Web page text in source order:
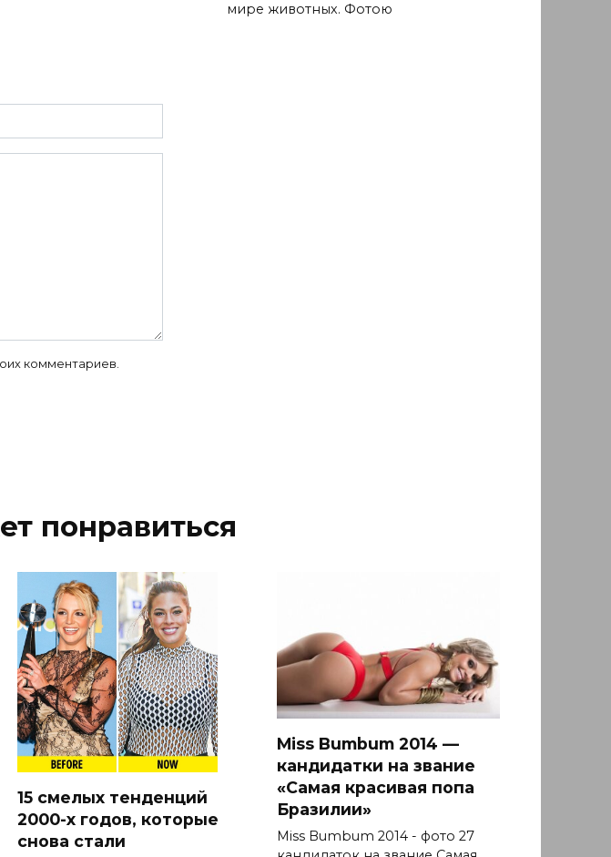
комментариев.
мире животных. Фотою
понравиться
15 смелых тенденций
2000-х годов, которые
снова стали
Miss Bumbum 2014 —
кандидатки на звание
«Самая красивая попа
Бразилии»
Miss Bumbum 2014 - фото 27